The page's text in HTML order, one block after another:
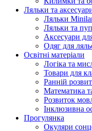
Ляльки та
Ляльки
Ляльки та
Аксесуари
Одяг для
Освітні матеріали
Логіка та
Товари для
Ранній
Математика
Розвиток
Інклюзивна
Прогулянка
Окуляри